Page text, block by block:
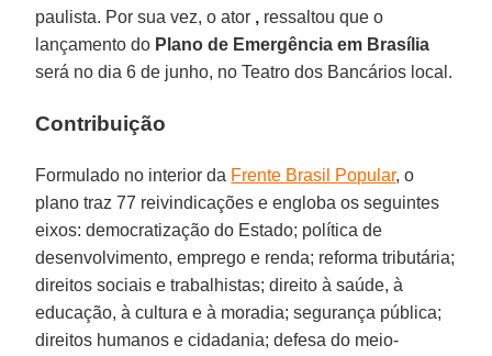
paulista. Por sua vez, o ator , ressaltou que o
lançamento do Plano de Emergência em Brasília
será no dia 6 de junho, no Teatro dos Bancários local.
Contribuição
Formulado no interior da Frente Brasil Popular, o
plano traz 77 reivindicações e engloba os seguintes
eixos: democratização do Estado; política de
desenvolvimento, emprego e renda; reforma tributária;
direitos sociais e trabalhistas; direito à saúde, à
educação, à cultura e à moradia; segurança pública;
direitos humanos e cidadania; defesa do meio-